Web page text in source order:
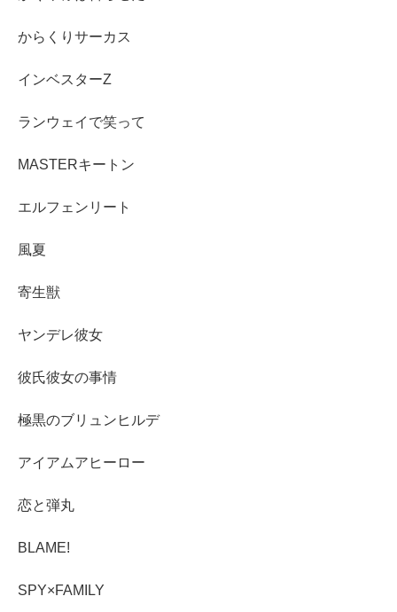
からくりサーカス
インベスターZ
ランウェイで笑って
MASTERキートン
エルフェンリート
風夏
寄生獣
ヤンデレ彼女
彼氏彼女の事情
極黒のブリュンヒルデ
アイアムアヒーロー
恋と弾丸
BLAME!
SPY×FAMILY